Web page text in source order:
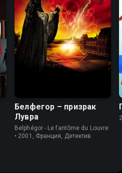
Белфегор – призрак
Лувра
Belphégor - Le fantôme du Louvre
• 2001, Франция, Детектив